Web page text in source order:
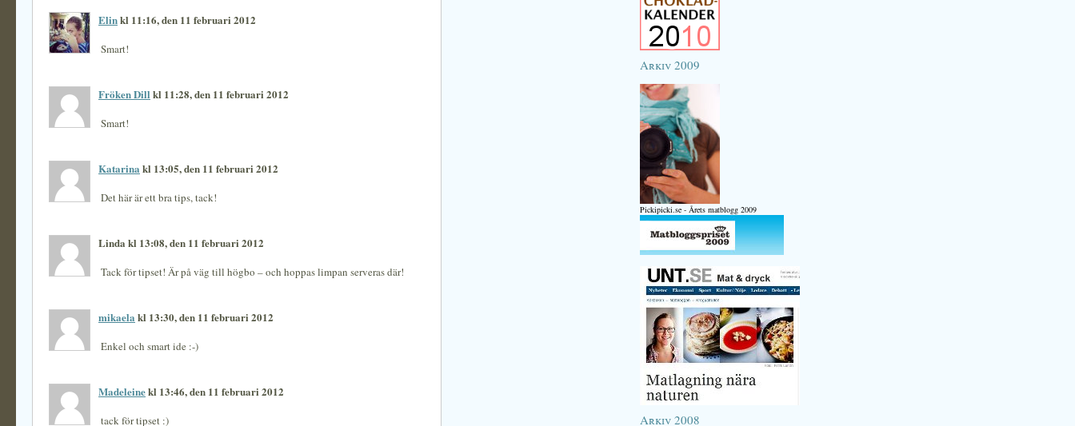
Elinkl 11:16, den 11 februari 2012
Smart!
Fröken Dill kl 11:28, den 11 februari 2012
Smart!
Katarina kl 13:05, den 11 februari 2012
Det här är ett bra tips, tack!
Linda kl 13:08, den 11 februari 2012
Tack för tipset! Är på väg till högbo – och hoppas limpan serveras där!
mikaela kl 13:30, den 11 februari 2012
Enkel och smart ide :-)
Madeleinekl 13:46, den 11 februari 2012
tack för tipset :)
Arkiv 2009
Pickipicki.se - Årets matblogg 2009
Arkiv 2008